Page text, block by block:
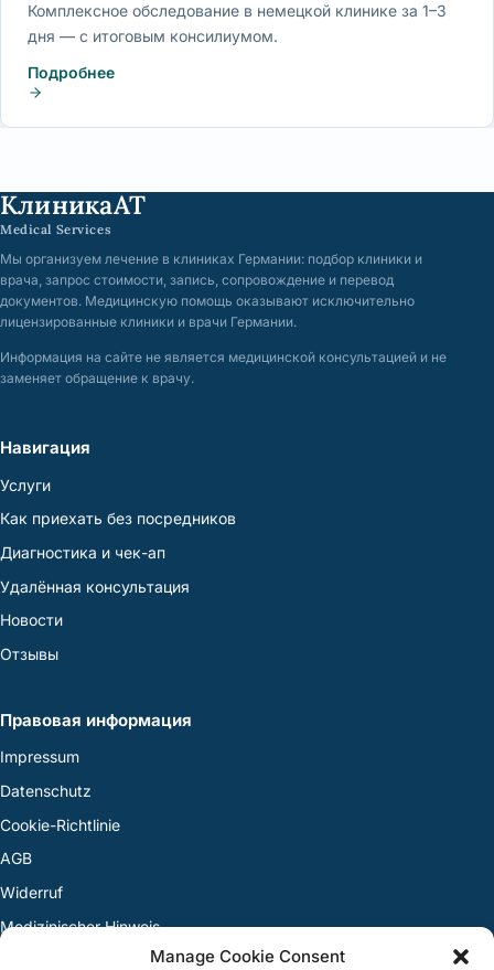
Manage Cookie Consent
Комплексное обследование в немецкой клинике за 1–3
дня — с итоговым консилиумом.
Подробнее
КлиникаАТ
Medical Services
Мы организуем лечение в клиниках Германии: подбор клиники и
врача, запрос стоимости, запись, сопровождение и перевод
документов. Медицинскую помощь оказывают исключительно
лицензированные клиники и врачи Германии.
Информация на сайте не является медицинской консультацией и не
заменяет обращение к врачу.
Навигация
Услуги
Как приехать без посредников
Диагностика и чек-ап
Удалённая консультация
Новости
Отзывы
Правовая информация
Impressum
Datenschutz
Cookie-Richtlinie
AGB
Widerruf
Medizinischer Hinweis